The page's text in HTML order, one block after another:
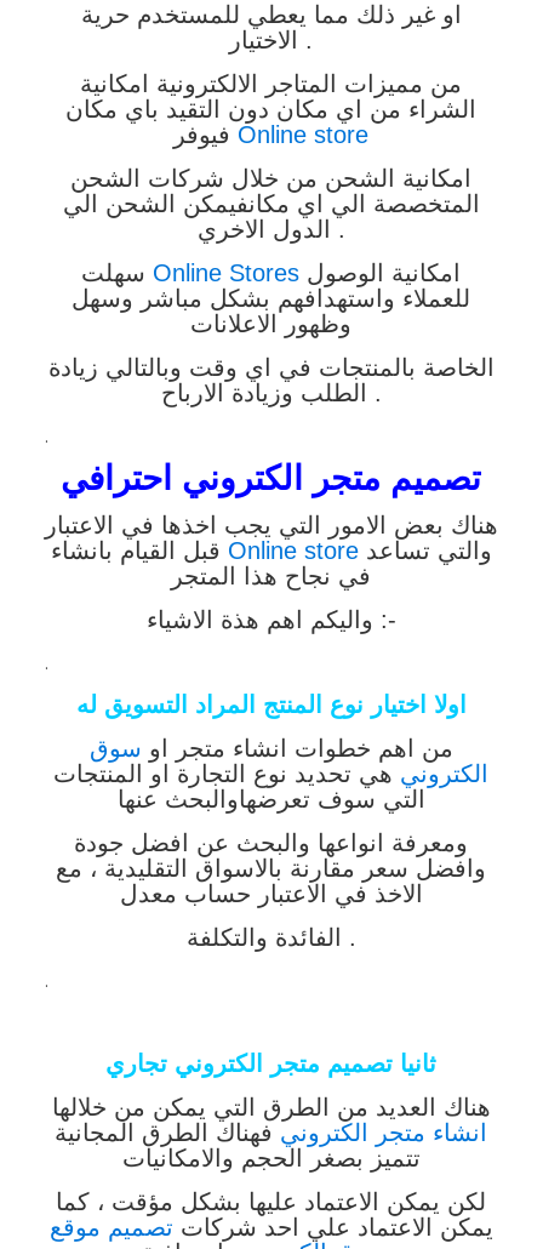
او غير ذلك مما يعطي للمستخدم حرية
الاختيار .
من مميزات المتاجر الالكترونية امكانية
الشراء من اي مكان دون التقيد باي مكان
Online store
امكانية الشحن من خلال شركات الشحن
المتخصصة الي اي مكانفيمكن الشحن الي
الدول الاخري .
Online Stores
للعملاء واستهدافهم بشكل مباشر وسهل
وظهور الاعلانات
الخاصة بالمنتجات في اي وقت وبالتالي زيادة
الطلب وزيادة الارباح .
.
تصميم متجر الكتروني احترافي
هناك بعض الامور التي يجب اخذها في الاعتبار
Online storeوالتي تساعد
في نجاح هذا المتجر
واليكم اهم هذة الاشياء :-
.
اولا اختيار نوع المنتج المراد التسويق له
من اهم خطوات انشاء متجر او سوق
الكتروني هي تحديد نوع التجارة او المنتجات
التي سوف تعرضهاوالبحث عنها
ومعرفة انواعها والبحث عن افضل جودة
وافضل سعر مقارنة بالاسواق التقليدية ، مع
الاخذ في الاعتبار حساب معدل
الفائدة والتكلفة .
.
ثانيا تصميم متجر الكتروني تجاري
هناك العديد من الطرق التي يمكن من خلالها
انشاء متجر الكتروني فهناك الطرق المجانية
تتميز بصغر
الحجم والامكانيات
لكن يمكن الاعتماد عليها بشكل مؤقت ، كما
يمكن الاعتماد علي احد شركات تصميم موقع